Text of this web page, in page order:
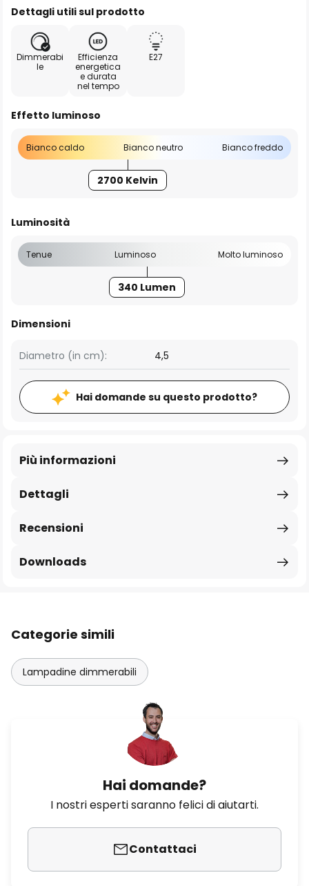
Dettagli utili sul prodotto
Dimmerabi
le
Efficienza
energetica
e durata
nel tempo
E27
Effetto luminoso
Bianco caldo Bianco neutro Bianco freddo
2700 Kelvin
Luminosità
Tenue Luminoso Molto luminoso
340 Lumen
Dimensioni
Diametro (in cm): 4,5
Hai domande su questo prodotto?
Dettagli
Più informazioni
Recensioni
Downloads
Categorie simili
Lampadine dimmerabili
Hai domande?
I nostri esperti saranno felici di aiutarti.
Contattaci